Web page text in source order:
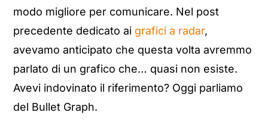
modo migliore per comunicare. Nel post
precedente dedicato ai grafici a radar,
avevamo anticipato che questa volta avremmo
parlato di un grafico che… quasi non esiste.
Avevi indovinato il riferimento? Oggi parliamo
del Bullet Graph.